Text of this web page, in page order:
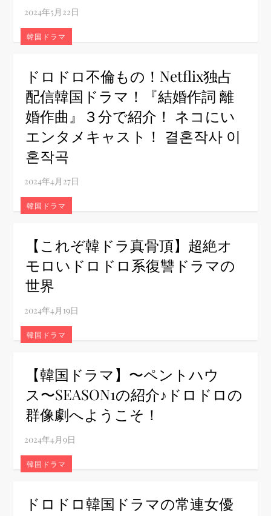
韓国ドラマ
ドロドロ不倫もの！Netflix独占
配信韓国ドラマ！『結婚作詞 離
婚作曲』３分で紹介！ ネコにい
エンタメキャスト！ 결혼작사 이
혼작곡
韓国ドラマ
【これぞ韓ドラ真骨頂】超絶オ
モロいドロドロ系復讐ドラマの
世界
韓国ドラマ
【韓国ドラマ】〜ペントハウ
ス〜SEASON1の紹介♪ドロドロの
群像劇へようこそ！
韓国ドラマ
ドロドロ韓国ドラマの常連女優